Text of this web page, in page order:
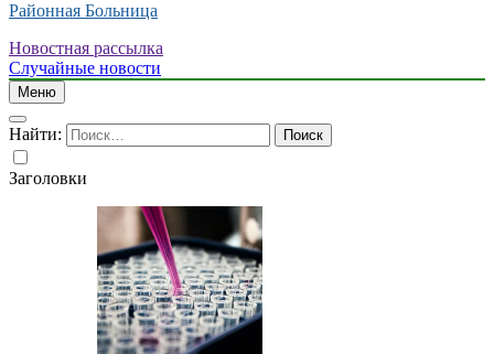
Районная Больница
Новостная рассылка
Случайные новости
Меню
Найти:
Заголовки